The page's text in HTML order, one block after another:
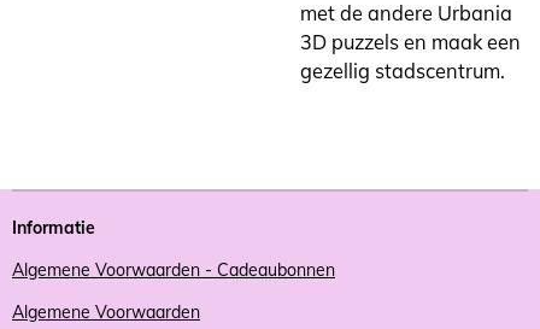
met de andere Urbania
3D puzzels en maak een
gezellig stadscentrum.
Informatie
Algemene Voorwaarden - Cadeaubonnen
Algemene Voorwaarden